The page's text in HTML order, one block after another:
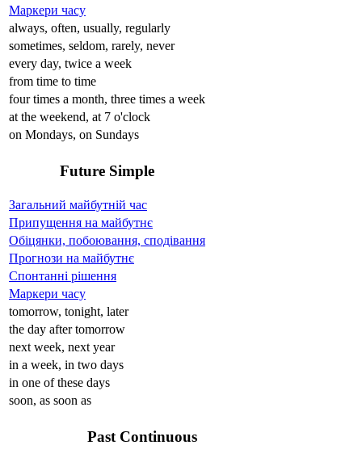
Маркери часу
always, often, usually, regularly
sometimes, seldom, rarely, never
every day, twice a week
from time to time
four times a month, three times a week
at the weekend, at 7 o'clock
on Mondays, on Sundays
Future Simple
Загальний майбутній час
Припущення на майбутнє
Обіцянки, побоювання, сподівання
Прогнози на майбутнє
Спонтанні рішення
Маркери часу
tomorrow, tonight, later
the day after tomorrow
next week, next year
in a week, in two days
in one of these days
soon, as soon as
Past Continuous